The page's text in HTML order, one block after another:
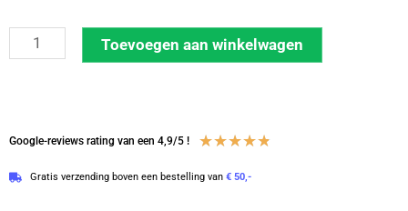
Motorola
IMPRES
DP2-
4000-
Toevoegen aan winkelwagen
Google-reviews rating van een 4,9/5 ! ★★★★★
Gratis verzending boven een bestelling van € 50,-